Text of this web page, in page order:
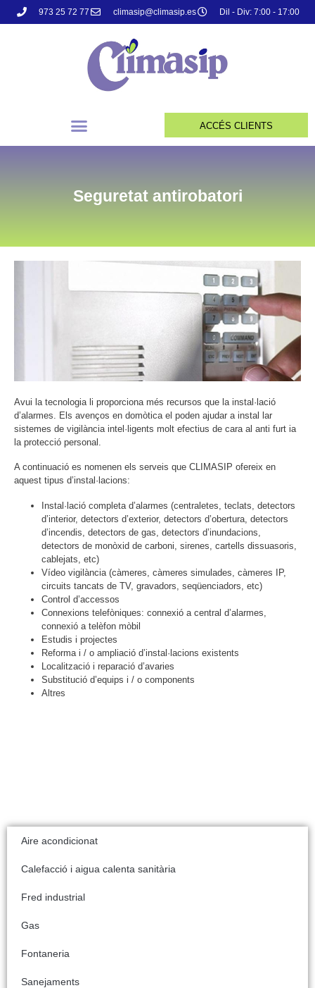
973 25 72 77 climasip@climasip.es Dil - Div: 7:00 - 17:00
ACCÉS CLIENTS
Seguretat antirobatori
Aire acondicionat
Calefacció i aigua calenta sanitària
Fred industrial
Gas
Fontaneria
Sanejaments
Avui la tecnologia li proporciona més recursos que la instal·lació
d’alarmes. Els avenços en domòtica el poden ajudar a instal lar
sistemes de vigilància intel·ligents molt efectius de cara al anti furt ia
la protecció personal.
A continuació es nomenen els serveis que CLIMASIP ofereix en
aquest tipus d’instal·lacions:
Instal·lació completa d’alarmes (centraletes, teclats, detectors
d’interior, detectors d’exterior, detectors d’obertura, detectors
d’incendis, detectors de gas, detectors d’inundacions,
detectors de monòxid de carboni, sirenes, cartells dissuasoris,
cablejats, etc)
Vídeo vigilància (càmeres, càmeres simulades, càmeres IP,
circuits tancats de TV, gravadors, seqüenciadors, etc)
Control d’accessos
Connexions telefòniques: connexió a central d’alarmes,
connexió a telèfon mòbil
Estudis i projectes
Reforma i / o ampliació d’instal·lacions existents
Localització i reparació d’avaries
Substitució d’equips i / o components
Altres